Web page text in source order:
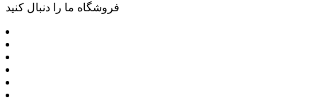
فروشگاه ما را دنبال کنید